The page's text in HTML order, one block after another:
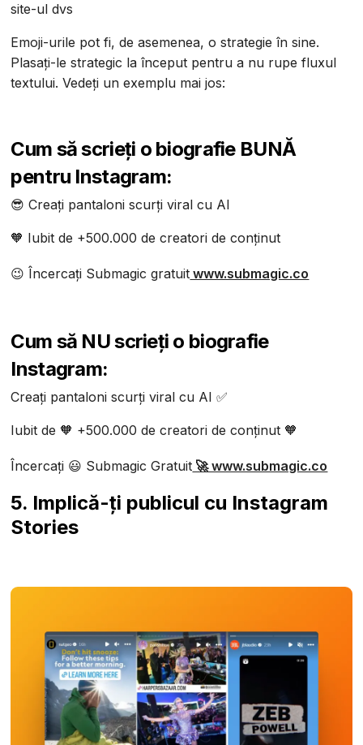
site-ul dvs
Emoji-urile pot fi, de asemenea, o strategie în sine.
Plasați-le strategic la început pentru a nu rupe fluxul
textului. Vedeți un exemplu mai jos:
Cum să scrieți o biografie BUNĂ
pentru Instagram:
😎 Creați pantaloni scurți viral cu AI
🧡 Iubit de +500.000 de creatori de conținut
😉 Încercați Submagic gratuit www.submagic.co
Cum să NU scrieți o biografie
Instagram:
Creați pantaloni scurți viral cu AI ✅
Iubit de 🧡 +500.000 de creatori de conținut 🧡
Încercați 😃 Submagic Gratuit 🚀 www.submagic.co
5. Implică-ți publicul cu Instagram
Stories